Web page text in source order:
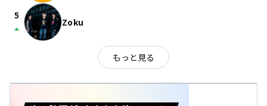
5
arrow_drop_up Zoku
もっと見る